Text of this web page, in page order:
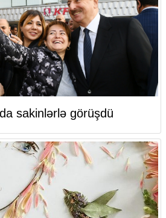
sakinlərlə görüşdü